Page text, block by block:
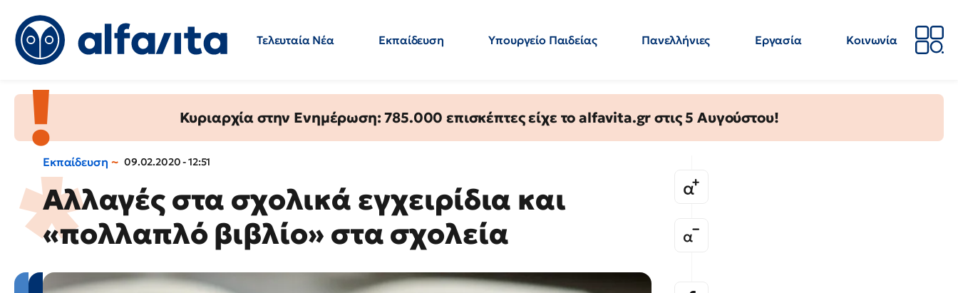
Τελευταία Νέα Εκπαίδευση Υπουργείο Παιδείας Πανελλήνιες Εργασία
Κοινωνία
Κυριαρχία στην Ενημέρωση: 785.000 επισκέπτες είχε το alfavita.gr στις 5 Αυγούστου!
Εκπαίδευση 09.02.2020 - 12:51
Αλλαγές στα σχολικά εγχειρίδια και
«πολλαπλό βιβλίο» στα σχολεία